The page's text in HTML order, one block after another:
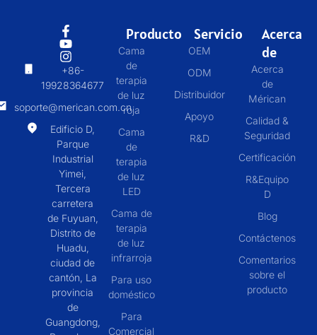
+86-
19928364677
soporte@merican.com.cn
Edificio D,
Parque
Industrial
Yimei,
Tercera
carretera
de Fuyuan,
Distrito de
Huadu,
ciudad de
cantón, La
provincia
de
Guangdong,
Producto
Cama
de
terapia
de luz
roja
Cama
de
terapia
de luz
LED
Cama de
terapia
de luz
infrarroja
Para uso
doméstico
Para
Comercial
Servicio
OEM
ODM
Distribuidor
Apoyo
R&D
Acerca
de
Acerca
de
Mérican
Calidad &
Seguridad
Certificación
R&Equipo
D
Blog
Contáctenos
Comentarios
sobre el
producto